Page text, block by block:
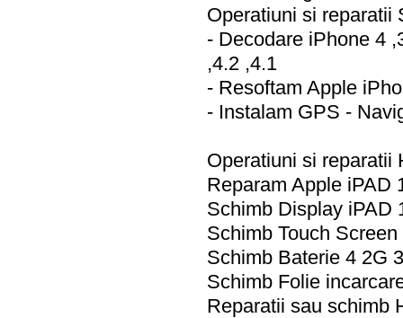
Operatiuni si reparatii
- Decodare iPhone 4
,4.2 ,4.1
- Resoftam Apple
- Instalam GPS -
Operatiuni si reparatii
Reparam Apple iPAD
Schimb Display iPAD
Schimb Touch
Schimb Baterie 4 2G
Schimb Folie
Reparatii sau schimb